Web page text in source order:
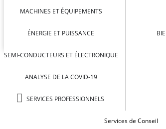
MACHINES ET ÉQUIPEMENTS
ÉNERGIE ET PUISSANCE
SEMI-CONDUCTEURS ET ÉLECTRONIQUE
ANALYSE DE LA COVID-19
SERVICES PROFESSIONNELS
Services de Conseil